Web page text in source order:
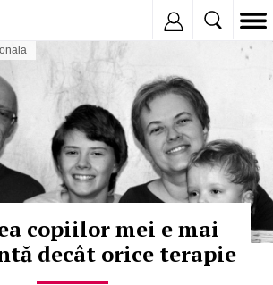
copiilor mei e mai
decât orice terapie